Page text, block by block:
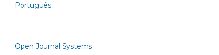
Português
Open Journal Systems